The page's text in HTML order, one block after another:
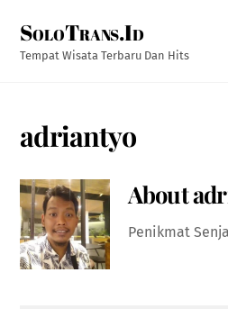
content
SoloTrans.Id
Tempat Wisata Terbaru Dan Hits
adriantyo
About
Penikmat